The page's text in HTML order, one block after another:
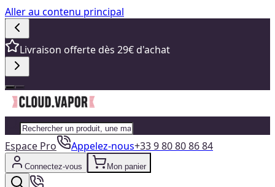
Aller au contenu principal
Livraison offerte dès 29€ d'achat
Espace Pro Appelez-nous+33 9 80 80 86 84
Connectez-vous Mon panier